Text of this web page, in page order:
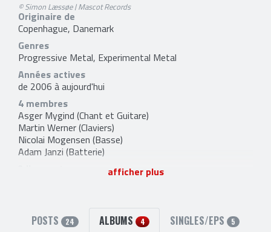
© Simon Læssøe | Mascot Records
Originaire de
Copenhague, Danemark
Genres
Progressive Metal, Experimental Metal
Années actives
de 2006 à aujourd'hui
4 membres
Asger Mygind (Chant et Guitare)
Martin Werner(Claviers)
Nicolai Mogensen (Basse)
Adam Janzi (Batterie)
facebook
afficher plus
POSTS 24 ALBUMS 4 SINGLES/EPS 5